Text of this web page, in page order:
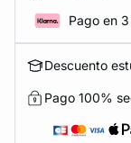
Pago en
Descuento
Pago 100%